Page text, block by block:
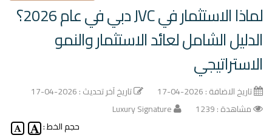
لماذا الاستثمار في JVC دبي في عام 2026؟
الدليل الشامل لعائد الاستثمار والنمو
الاستراتيجي
تاريخ الاضافة : 2026-04-17
تاريخ آخر تحديث : 2026-04-17
مشاهدة : 1239
حجم الخط :